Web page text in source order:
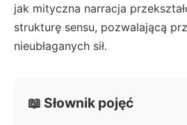
jak mityczna narracja
strukturę sensu, pozwalającą
nieubłaganych sił.
📖 Słownik pojęć